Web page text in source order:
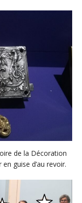
de la Décoration
guise d’au revoir.